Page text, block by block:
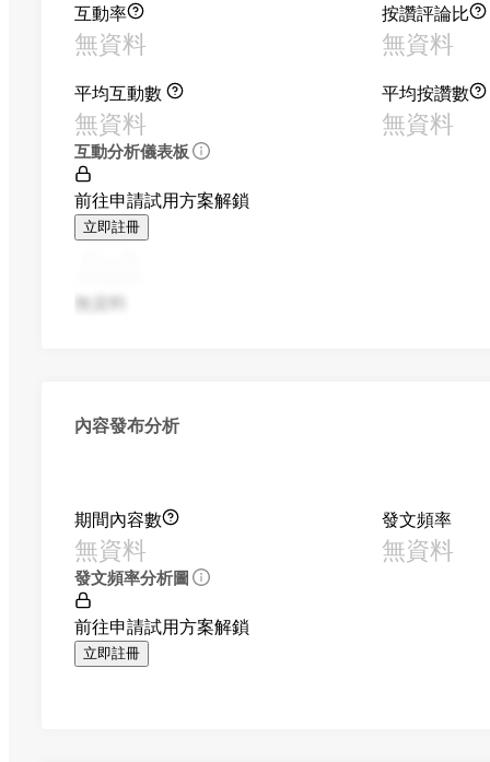
互動率
無資料
按讚評論比
無資料
平均互動數
無資料
平均按讚數
無資料
互動分析儀表板
前往申請試用方案解鎖
立即註冊
無資料
內容發布分析
期間內容數
無資料
發文頻率
無資料
發文頻率分析圖
前往申請試用方案解鎖
立即註冊